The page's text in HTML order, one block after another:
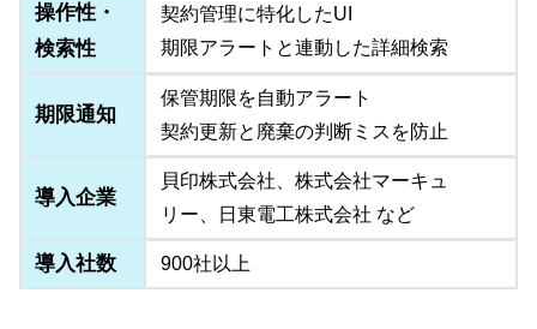
操作性・
検索性
契約管理に特化したUI
期限アラートと連動した詳細検索
期限通知
保管期限を自動アラート
契約更新と廃棄の判断ミスを防止
導入企業
貝印株式会社、株式会社マーキュ
リー、日東電工株式会社 など
導入社数 900社以上